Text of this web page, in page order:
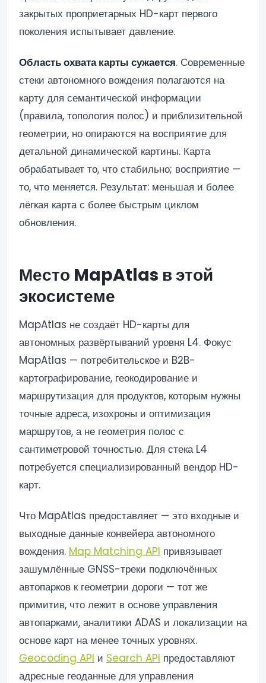
закрытых проприетарных HD-карт первого
поколения испытывает давление.
Область охвата карты сужается. Современные
стеки автономного вождения полагаются на
карту для семантической информации
(правила, топология полос) и приблизительной
геометрии, но опираются на восприятие для
детальной динамической картины. Карта
обрабатывает то, что стабильно; восприятие —
то, что меняется. Результат: меньшая и более
лёгкая карта с более быстрым циклом
обновления.
Место MapAtlas в этой
экосистеме
MapAtlas не создаёт HD-карты для
автономных развёртываний уровня L4. Фокус
MapAtlas — потребительское и B2B-
картографирование, геокодирование и
маршрутизация для продуктов, которым нужны
точные адреса, изохроны и оптимизация
маршрутов, а не геометрия полос с
сантиметровой точностью. Для стека L4
потребуется специализированный вендор HD-
карт.
Что MapAtlas предоставляет — это входные и
выходные данные конвейера автономного
вождения. Map Matching API привязывает
зашумлённые GNSS-треки подключённых
автопарков к геометрии дороги — тот же
примитив, что лежит в основе управления
автопарками, аналитики ADAS и локализации на
основе карт на менее точных уровнях.
Geocoding API и Search API предоставляют
адресные геоданные для управления